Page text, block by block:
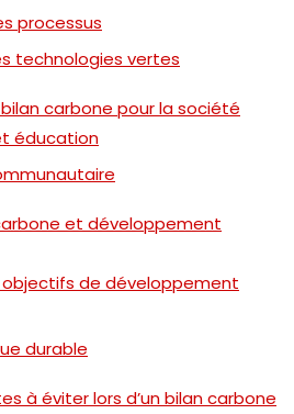
processus
technologies vertes
carbone pour la société
éducation
et développement
de développement
durable
à éviter lors d’un bilan carbone